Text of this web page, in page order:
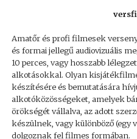
Amatőr és profi filmesek
és formai jellegű audiovizuális
10 perces, vagy hosszabb
alkotásokkal. Olyan
készítésére és bemutatására
alkotóközösségeket, amelyek
örökségét vállalva, az adott
készülnek, vagy különböző (egy
dolgoznak fel filmes formában.